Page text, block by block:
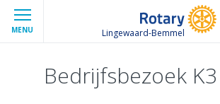
MENU Lingewaard-Bemmel
Bedrijfsbezoek